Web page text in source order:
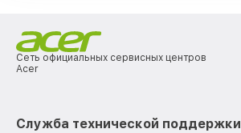
Сеть официальных сервисных центров
Acer
Служба технической поддержки